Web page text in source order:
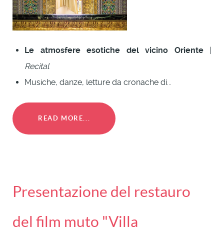
Le atmosfere esotiche del vicino Oriente|
Recital
Musiche, danze, letture da cronache di...
READ MORE...
Presentazione del restauro
del film muto "Villa